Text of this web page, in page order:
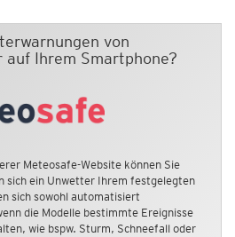
von
Ihrem Smartphone?
Meteosafe-Website können Sie
sich ein Unwetter Ihrem festgelegten
sich sowohl automatisiert
die Modelle bestimmte Ereignisse
wie bspw. Sturm, Schneefall oder